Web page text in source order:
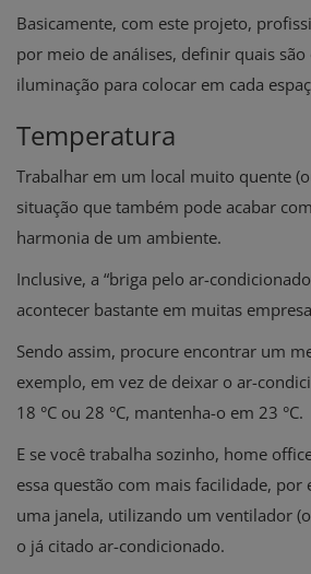
Basicamente, com este projeto,
por meio de análises, definir quais
iluminação para colocar em cada
Temperatura
Trabalhar em um local muito quente
situação que também pode acabar
harmonia de um ambiente.
Inclusive, a “briga pelo ar-
acontecer bastante em muitas
Sendo assim, procure encontrar um
exemplo, em vez de deixar o ar-
18 °C ou 28 °C, mantenha-o em 23 °C.
E se você trabalha sozinho, home
essa questão com mais facilidade,
uma janela, utilizando um ventilador
o já citado ar-condicionado.